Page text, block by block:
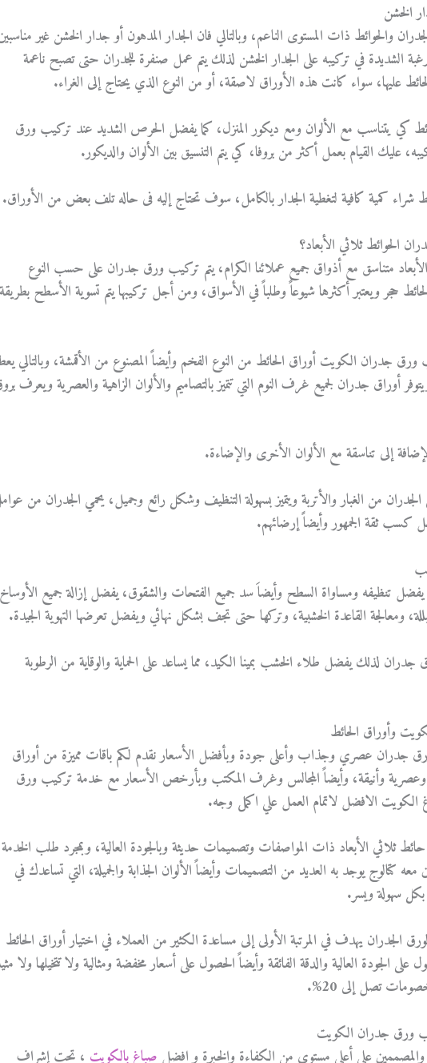
الخشن
والحوائط ذات المستوى الناعم، وبالتالي فان الجدار المدهون أو جدار الخشن غير
الشديدة في تركيبه على الجدار الخشن لذلك يتم عمل صنفرة للجدران حتى تصبح ناعمة
عليها، سواء كانت هذه الأوراق لاصقة، أو من النوع الذي يحتاج إلى الغراء.
كي يتناسب مع الألوان ومع ديكور المنزل، كما يفضل الحرص الشديد عند تركيب ورق
عليك القيام بعمل أكثر من بروفا، كي يتم التنسيق بين الألوان والديكور.
شراء كمية كافية لتغطية الجدار بالكامل، سوف تحتاج إليه فى حاله تلف بعض من الأوراق.
الحوائط ثلاثي الأبعاد؟
متناسق مع أذواق جميع عملائنا الكرام، يتم تركيب ورق جدران على حسب النوع
حجر ويعتبر أكثرها شيوعاً وطلباً في الأسواق، ومن أجل تركيبها يتم تسوية الأسطح
جدران الكويت أوراق الحائط من النوع الفخم وأيضاً المصنوع من الأقمشة، وبالتالي
أوراق جدران لجميع غرف النوم التي تتميز بالتصاميم والألوان الزاهية والعصرية ويعرف
إلى تناسقة مع الألوان الأخرى والإضاءة.
من الغبار والأتربة ويتميز بسهولة التنظيف وشكل رائع وجميل، يحمي الجدران من
كسب ثقة الجمهور وأيضاً إرضائهم.
تنظيفه ومساواة السطح وأيضاَ سد جميع الفتحات والشقوق، يفضل إزالة جميع
ومعالجة القاعدة الخشبية، وتركها حتى تجف بشكل نهائي ويفضل تعرضها التهوية الجيدة.
لذلك يفضل طلاء الخشب بمينا الكيد، مما يساعد على الحماية والوقاية من الرطوبة
وأوراق الحائط
عصري وجذاب وأعلى جودة وبأفضل الأسعار نقدم لكم باقات مميزة من أوراق
وعصرية وأنيقة، وأيضاً المجالس وغرف المكتب وبأرخص الأسعار مع خدمة تركيب ورق
الافضل لاتمام العمل علي اكمل وجه.
ثلاثي الأبعاد ذات المواصفات وتصميمات حديثة وبالجودة العالية، وبمجرد طلب الخدمة
كتالوج يوجد به العديد من التصميمات وأيضاً الألوان الجذابة والجميلة، التي تساعدك في
سهولة ويسر.
الجدران يهدف في المرتبة الأولى إلى مساعدة الكثير من العملاء في اختيار أوراق الحائط
الجودة العالية والدقة الفائقة وأيضاً الحصول على أسعار مخفضة ومثالية ولا تتخيلها ولا
تصل إلى 20%.
ورق جدران الكويت
والمصممين على أعلي مستوى من الكفاءة والخبرة و افضل صباغ بالكويت ، تحت إشراف